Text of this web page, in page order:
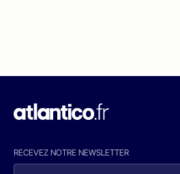
RECEVEZ NOTRE NEWSLETTER